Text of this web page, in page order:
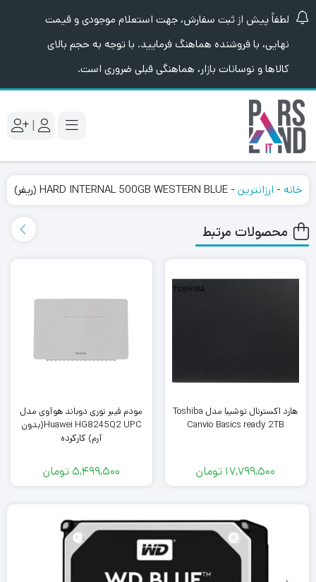
لطفاً پیش از ثبت سفارش، جهت استعلام موجودی و قیمت
نهایی، با فروشنده هماهنگ فرمایید. با توجه به حجم بالای
کالاها و نوسانات بازار، هماهنگی قبلی ضروری است.
|
خانه - ارزانترین - HARD INTERNAL 500GB WESTERN BLUE (ریفر)
محصولات مرتبط
هارد اکسترنال توشیبا مدل Toshiba
Canvio Basics ready 2TB
17,799,500 تومان
مودم فیبر نوری دوباند هوآوی مدل
Huawei HG8245Q2 UPC(بدون
آرم) کارکرده
5,499,500تومان